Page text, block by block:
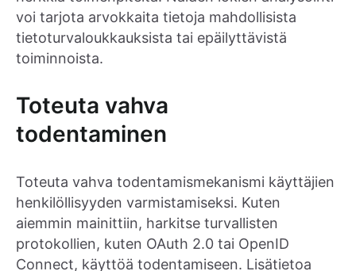
voi tarjota arvokkaita tietoja mahdollisista
tietoturvaloukkauksista tai epäilyttävistä
toiminnoista.
Toteuta vahva
todentaminen
Toteuta vahva todentamismekanismi käyttäjien
henkilöllisyyden varmistamiseksi. Kuten
aiemmin mainittiin, harkitse turvallisten
protokollien, kuten OAuth 2.0 tai OpenID
Connect, käyttöä todentamiseen. Lisätietoa